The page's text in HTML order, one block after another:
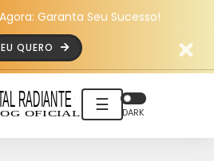
Garanta Seu Sucesso!
EU QUERO
☰ DARK